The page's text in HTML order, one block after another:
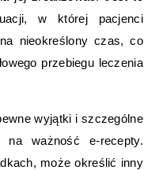
w której pacjenci
nieokreślony czas, co
przebiegu leczenia
wyjątki i szczególne
na ważność e-recepty.
może określić inny